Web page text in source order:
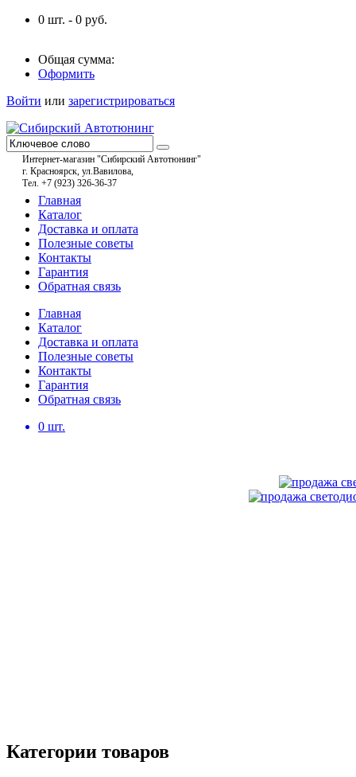
0 шт. - 0 руб.
Общая сумма:
Оформить
Войти или зарегистрироваться
Интернет-магазин "Сибирский Автотюнинг"
г. Красноярск, ул.Вавилова,
Тел. +7 (923) 326-36-37
Главная
Каталог
Доставка и оплата
Полезные советы
Контакты
Гарантия
Обратная связь
Главная
Каталог
Доставка и оплата
Полезные советы
Контакты
Гарантия
Обратная связь
0 шт.
Категории товаров